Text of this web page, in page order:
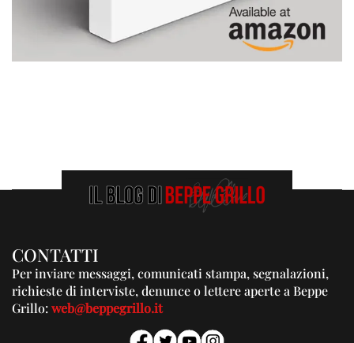
CONTATTI
Per inviare messaggi, comunicati stampa, segnalazioni,
richieste di interviste, denunce o lettere aperte a Beppe
Grillo:web@beppegrillo.it